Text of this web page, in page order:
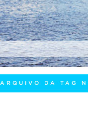
ARQUIVO DA TAG